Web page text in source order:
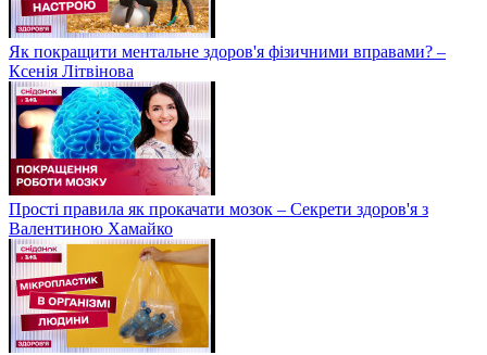
Як покращити ментальне здоров'я фізичними вправами? –
Ксенія Літвінова
Прості правила як прокачати мозок – Секрети здоров'я з
Валентиною Хамайко